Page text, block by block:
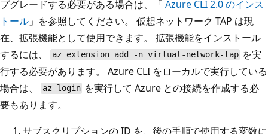
プグレードする必要がある場合は、「 Azure CLI 2.0 のインス
トール 」を参照してください。 仮想ネットワーク TAP は現
在、拡張機能として使用できます。 拡張機能をインストール
するには、
az extension add -n virtual-network-tap を実
行する必要があります。 Azure CLI をローカルで実行している
場合は、
az login を実行して Azure との接続を作成する必
要もあります。
サブスクリプションの ID を、後の手順で使用する変数に